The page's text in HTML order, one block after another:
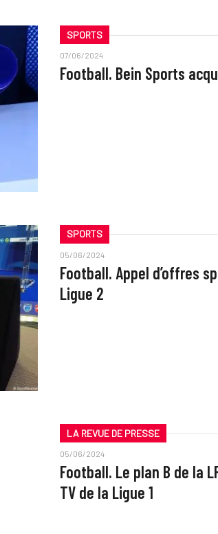
SPORTS
07/06/2024
Football. Bein Sports
SPORTS
05/06/2024
Football. Appel d’offres
Ligue 2
LA REVUE DE PRESSE
05/06/2024
Football. Le plan B de la
TV de la Ligue 1